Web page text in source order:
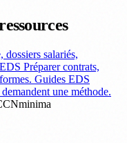
salariés,
Préparer contrats,
Guides EDS
une méthode.
minima